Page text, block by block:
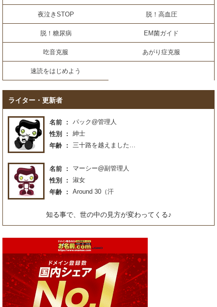
夜泣きSTOP 脱！高血圧
脱！糖尿病 EM菌ガイド
吃音克服 あがり症克服
速読をはじめよう
ライター・更新者
名前
パック@管理人
性別
紳士
年齢
三十路を越えました…
名前
マーシー@副管理人
性別
淑女
年齢
Around 30（汗
知る事で、世の中の見方が変わってくる♪